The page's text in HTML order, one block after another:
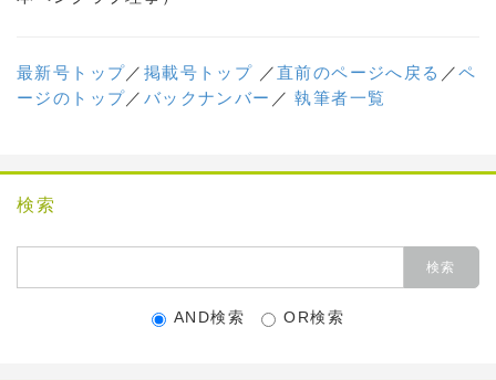
最新号トップ／ 掲載号トップ ／直前のページへ戻る ／ペ
ージのトップ／ バックナンバー ／執筆者一覧
検索
AND検索 OR検索